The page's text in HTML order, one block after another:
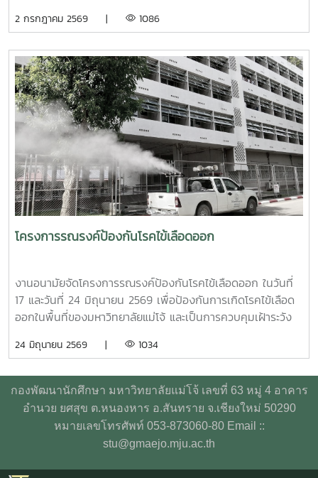
ท้ายของการอบรมยังให้ความสำคัญกับการดูแลสุขภาพจิตของ
(Burnout) การพัฒนาทักษะการเมตตาต่อตนเอง (Self-
Compassion) พร้อมเปิดเวที "Mental Health Talk" เพื่อแลก
เปลี่ยนประสบการณ์ สะท้อนปัญหา และร่วมหาแนวทางพัฒนา
งานด้านสุขภาวะในสถาบันอุดมศึกษา โครงการนี้ถือเป็นอีกหนึ่ง
กลไกสำคัญในการขับเคลื่อน “ระบบนิเวศสุขภาวะนิสิต” ของ
มหาวิทยาลัยไทย ที่มุ่งสร้างบุคลากรผู้ดูแลนิสิตให้มีความพร้อม
ทั้งด้านความรู้ ทักษะ และหัวใจที่เข้าใจ เพื่อให้นิสิตทุกคนสามารถ
เรียนรู้และใช้ชีวิตในรั้วมหาวิทยาลัยได้อย่างมีความสุขและยั่งยืน
ทั้งนี้ โครงการดังกล่าวได้รับงบประมาณสนับสนุนจากที่ประชุม
อธิการบดีแห่งประเทศไทย เอื้อเฟื้อสถานที่โดยมหาวิทยาลัย
เกษตรศาสตร์
รกิติยาภา นเรนทิราเทพยวดี กรมหลวงราช สาริณีสิริพัชร มหา
14.00 น. ณ ลานอนันต์ ปัญญาวีร์ อาคารอำนวย ยศสุข
นักศึกษาที่เข้าร่วมบริจาคจะได้ชั่วโมงกิจกรรมด้านจิตอาสา ครั้ง
ละ 8 ชั่วโมง- วันที่ 1กรกฏาคม 2569 มีผู้ประสงค์บริจาคโลหิต
จำนวน 91 คน ผ่านเกณฑ์สามารถบริจาคโลหิตได้ จำนวน 41 คน
( 18,450 CC.) - วันที่ 2 กรกฏาคม 2569 มีผู้ประสงค์บริจาค
โลหิต จำนวน 125 คน ผ่านเกณฑ์สามารถบริจาคโลหิตได้ จำนวน
72 คน (32,400 CC.)
2 กรกฎาคม 2569 | 1086
โครงการรณรงค์ป้องกันโรคไข้เลือดออก
งานอนามัยจัดโครงการรณรงค์ป้องกันโรคไข้เลือดออก ในวันที่
17 และวันที่ 24 มิถุนายน 2569 เพื่อป้องกันการเกิดโรคไข้เลือด
ออกในพื้นที่ของมหาวิทยาลัยแม่โจ้ และเป็นการควบคุมเฝ้าระวัง
จะเปิดเทอม ในปีการศึกษา 2569 โดยเชิญเจ้าหน้าที่จาก
นักศึกษา สวนป่า บ้านพักบุคลากร และบริเวณโดยรอบ
มหาวิทยาลัย ทั้งนี้ ทีมงานผู้บริหารจากเทศบาลเมืองแม่โจ้ ได้มอ
บทรายอะเบทให้แก่งานอนามัยไว้เพื่อกำจัดลูกน้ำยุงลาย โดยการ
ประชาสัมพันธ์ให้ทุกหน่วยงานที่มีความต้องการทรายอะเบท
สามารถมารับได้ที่งานอนามัย กองพัฒนานักศึกษา อาคาร
อำนวย ยศสุข
24 มิถุนายน 2569 | 1034
กองพัฒนานักศึกษา มหาวิทยาลัยแม่โจ้ เลขที่ 63 หมู่ 4 อาคาร
อำนวย ยศสุข ต.หนองหาร อ.สันทราย จ.เชียงใหม่ 50290
หมายเลขโทรศัพท์ 053-873060-80 Email ::
stu@gmaejo.mju.ac.th